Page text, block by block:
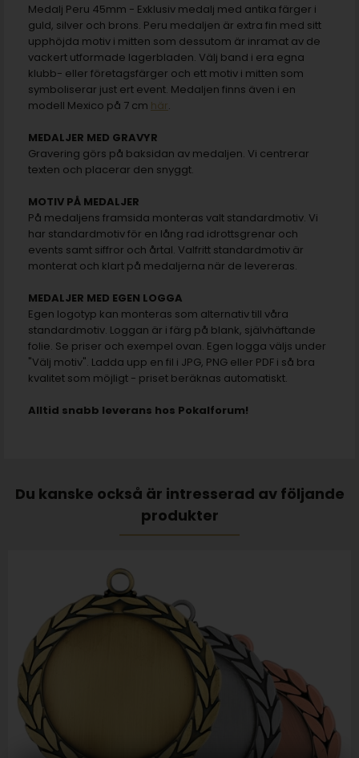
Medalj Peru 45mm - Exklusiv medalj med antika färger i
guld, silver och brons. Peru medaljen är extra fin med sitt
upphöjda motiv i mitten som dessutom är inramat av de
vackert utformade lagerbladen. Välj band i era egna
klubb- eller företagsfärger och ett motiv i mitten som
symboliserar just ert event. Medaljen finns även i en
modell Mexico på 7 cm här.
MEDALJER MED GRAVYR
Gravering görs på baksidan av medaljen. Vi centrerar
texten och placerar den snyggt.
MOTIV PÅ MEDALJER
På medaljens framsida monteras valt standardmotiv. Vi
har standardmotiv för en lång rad idrottsgrenar och
events samt siffror och årtal. Valfritt standardmotiv är
monterat och klart på medaljerna när de levereras.
MEDALJER MED EGEN LOGGA
Egen logotyp kan monteras som alternativ till våra
standardmotiv. Loggan är i färg på blank, självhäftande
folie. Se priser och exempel ovan. Egen logga väljs under
"Välj motiv". Ladda upp en fil i JPG, PNG eller PDF i så bra
kvalitet som möjligt - priset beräknas automatiskt.
Alltid snabb leverans hos Pokalforum!
Du kanske också är intresserad av följande
produkter